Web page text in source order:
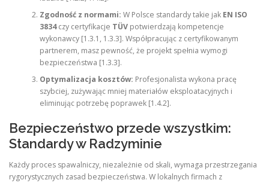
Zgodność z normami: W Polsce standardy takie jak EN ISO
3834czy certyfikacje TÜVpotwierdzają kompetencje
wykonawcy [1.3.1, 1.3.3]. Współpracując z certyfikowanym
partnerem, masz pewność, że projekt spełnia wymogi
bezpieczeństwa [1.3.3].
Optymalizacja kosztów: Profesjonalista wykona pracę
szybciej, zużywając mniej materiałów eksploatacyjnych i
eliminując potrzebę poprawek [1.4.2].
Bezpieczeństwo przede wszystkim:
Standardy w Radzyminie
Każdy proces spawalniczy, niezależnie od skali, wymaga przestrzegania
rygorystycznych zasad bezpieczeństwa. W lokalnych firmach z